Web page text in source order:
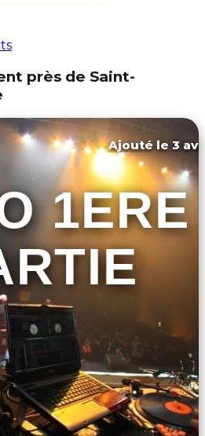
près de Saint-
Ajouté le 3
LETO 1ERE